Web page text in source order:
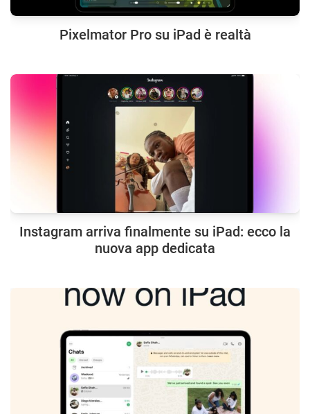
Pixelmator Pro su iPad è realtà
Instagram arriva finalmente su iPad: ecco la
nuova app dedicata